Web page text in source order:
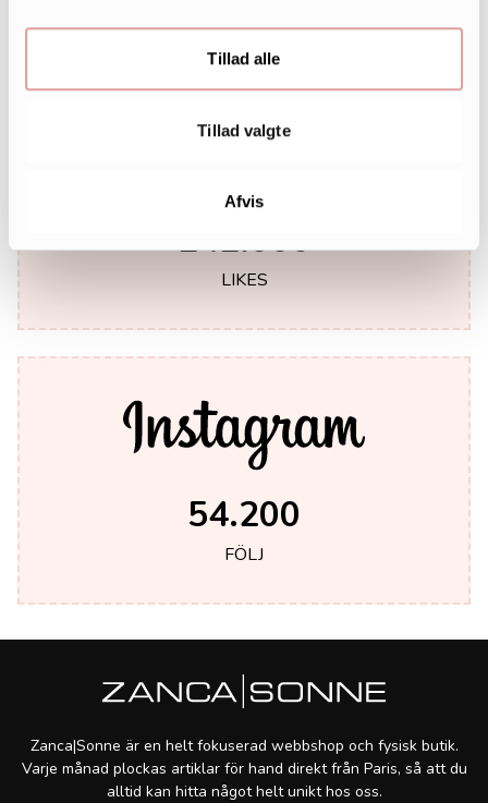
Tillad alle
Tillad valgte
Afvis
242.000
LIKES
54.200
FÖLJ
Zanca|Sonne är en helt fokuserad webbshop och fysisk butik.
Varje månad plockas artiklar för hand direkt från Paris, så att du
alltid kan hitta något helt unikt hos oss.